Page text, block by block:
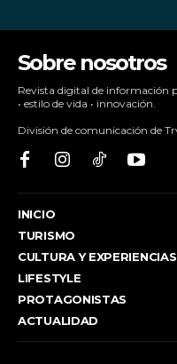
Sobre nosotros
Revista digital de información
• estilo de vida • innovación.
División de comunicación de
INICIO
TURISMO
CULTURA Y EXPERIENCIAS
LIFESTYLE
PROTAGONISTAS
ACTUALIDAD